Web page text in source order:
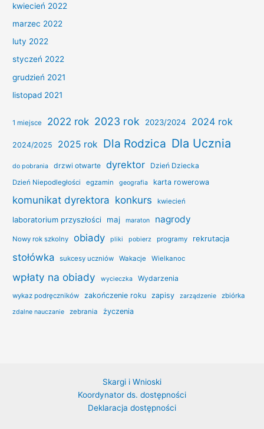
kwiecień 2022
marzec 2022
luty 2022
styczeń 2022
grudzień 2021
listopad 2021
1 miejsce 2022 rok 2023 rok 2023/2024 2024 rok
2024/2025 2025 rok Dla Rodzica Dla Ucznia
do pobrania drzwi otwarte dyrektor Dzień Dziecka
Dzień Niepodległości egzamin geografia karta rowerowa
komunikat dyrektora konkurs kwiecień
laboratorium przyszłości maj maraton nagrody
Nowy rok szkolny obiady pliki pobierz programy rekrutacja
stołówka sukcesy uczniów Wakacje Wielkanoc
wpłaty na obiady wycieczka Wydarzenia
wykaz podręczników zakończenie roku zapisy zarządzenie zbiórka
zdalne nauczanie zebrania życzenia
Skargi i Wnioski
Koordynator ds. dostępności
Deklaracja dostępności